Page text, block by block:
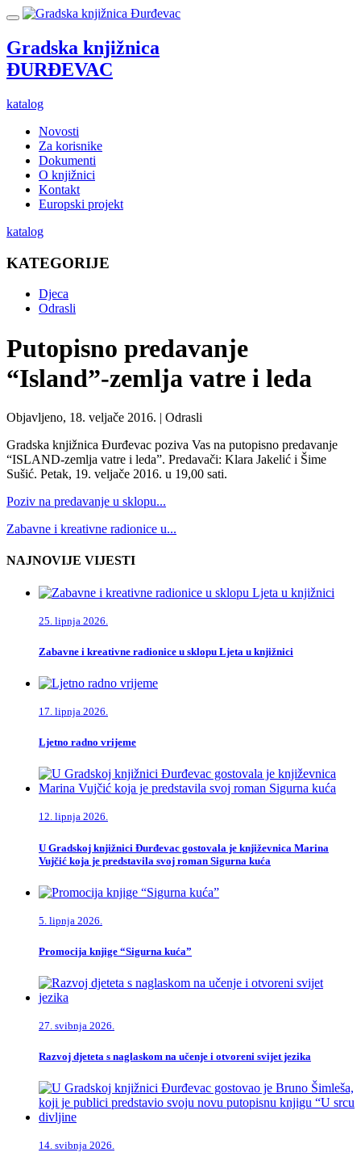
Gradska knjižnica
ĐURĐEVAC
katalog
Novosti
Za korisnike
Dokumenti
O knjižnici
Kontakt
Europski projekt
katalog
KATEGORIJE
Djeca
Odrasli
Putopisno predavanje
“Island”-zemlja vatre i leda
Objavljeno, 18. veljače 2016. | Odrasli
Gradska knjižnica Đurđevac poziva Vas na putopisno predavanje
“ISLAND-zemlja vatre i leda”. Predavači: Klara Jakelić i Šime
Sušić. Petak, 19. veljače 2016. u 19,00 sati.
Poziv na predavanje u sklopu...
Zabavne i kreativne radionice u...
NAJNOVIJE VIJESTI
25. lipnja 2026.
Zabavne i kreativne radionice u sklopu Ljeta u knjižnici
17. lipnja 2026.
Ljetno radno vrijeme
12. lipnja 2026.
U Gradskoj knjižnici Đurđevac gostovala je književnica Marina
Vujčić koja je predstavila svoj roman Sigurna kuća
5. lipnja 2026.
Promocija knjige “Sigurna kuća”
27. svibnja 2026.
Razvoj djeteta s naglaskom na učenje i otvoreni svijet jezika
14. svibnja 2026.